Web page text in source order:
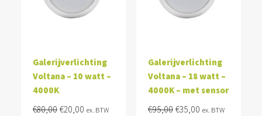
Galerijverlichting
Voltana – 10 watt –
4000K
€80,00 Oorspronkelijke
€20,00 Huidige
ex. BTW
Galerijverlichting
Voltana – 18 watt –
4000K – met sensor
€95,00 Oorspronkelijke
€35,00 Huidige
ex. BTW